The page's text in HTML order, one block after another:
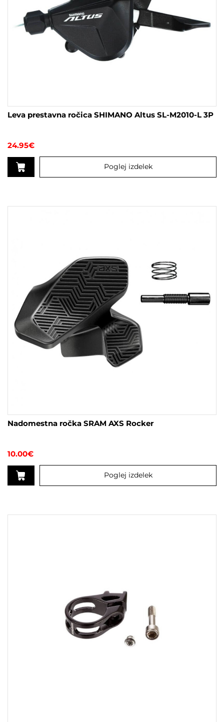
Leva prestavna ročica SHIMANO Altus SL-M2010-L 3P
24.95€
Poglej izdelek
Nadomestna ročka SRAM AXS Rocker
10.00€
Poglej izdelek